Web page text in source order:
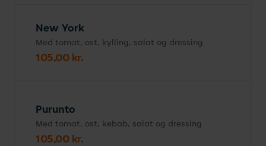
New York
Med tomat, ost, kylling, salat og dressing
105,00 kr.
Purunto
Med tomat, ost, kebab, salat og dressing
105,00 kr.